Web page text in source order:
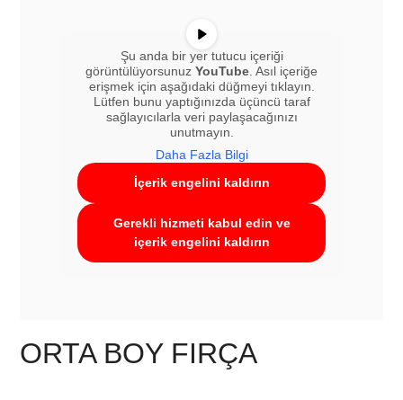
Şu anda bir yer tutucu içeriği
görüntülüyorsunuz YouTube . Asıl içeriğe
erişmek için aşağıdaki düğmeyi tıklayın.
Lütfen bunu yaptığınızda üçüncü taraf
sağlayıcılarla veri paylaşacağınızı
unutmayın.
Daha Fazla Bilgi
İçerik engelini kaldırın
Gerekli hizmeti kabul edin ve
içerik engelini kaldırın
ORTA BOY FIRÇA